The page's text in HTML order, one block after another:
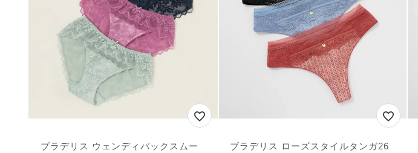
ブラデリス ウェンディバックスムー
ブラデリス ローズスタイルタンガ26